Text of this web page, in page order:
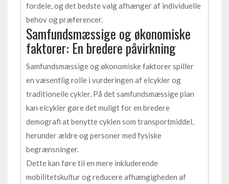
fordele, og det bedste valg afhænger af individuelle
behov og præferencer.
Samfundsmæssige og økonomiske
faktorer: En bredere påvirkning
Samfundsmæssige og økonomiske faktorer spiller
en væsentlig rolle i vurderingen af elcykler og
traditionelle cykler. På det samfundsmæssige plan
kan elcykler gøre det muligt for en bredere
demografi at benytte cyklen som transportmiddel,
herunder ældre og personer med fysiske
begrænsninger.
Dette kan føre til en mere inkluderende
mobilitetskultur og reducere afhængigheden af